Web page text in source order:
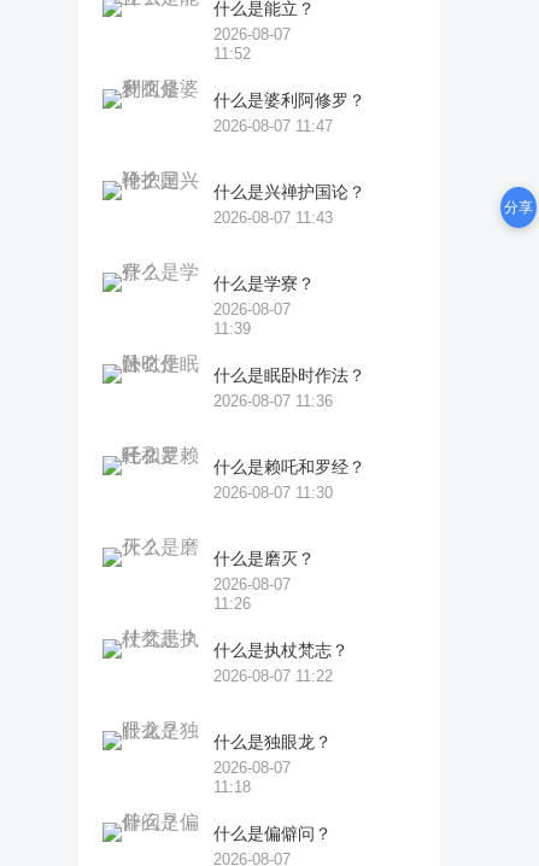
什么是能立？
2026-08-07
11:52
什么是婆利阿修罗？
2026-08-07 11:47
什么是兴禅护国论？
2026-08-07 11:43
什么是学寮？
2026-08-07
11:39
什么是眠卧时作法？
2026-08-07 11:36
什么是赖吒和罗经？
2026-08-07 11:30
什么是磨灭？
2026-08-07
11:26
什么是执杖梵志？
2026-08-07 11:22
什么是独眼龙？
2026-08-07
11:18
什么是偏僻问？
2026-08-07
分享